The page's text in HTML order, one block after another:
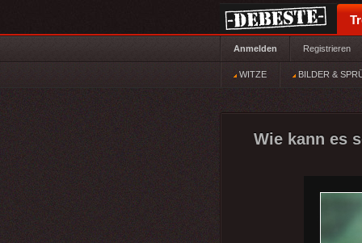
Anmelden Registrieren
WITZE BILDER &
Wie kann es